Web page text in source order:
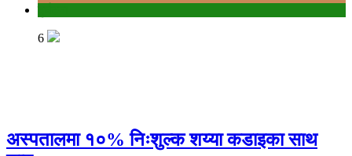
6
अस्पतालमा १०% निःशुल्क शय्या कडाइका साथ